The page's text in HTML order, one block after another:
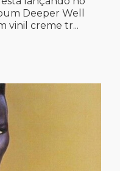
Deeper Well
vinil creme tr...